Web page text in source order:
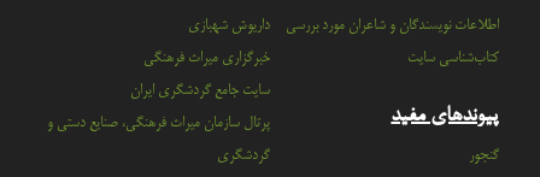
اطلاعات نویسندگان و شاعران مورد بررسی
کتاب‌شناسی سایت
پیوندهای مفید
گنجور
داریوش شهبازی
خبرگزاری میراث فرهنگی
سايت جامع گردشگري ايران
پرتال سازمان ميراث فرهنگي، صنايع دستي و
گردشگري